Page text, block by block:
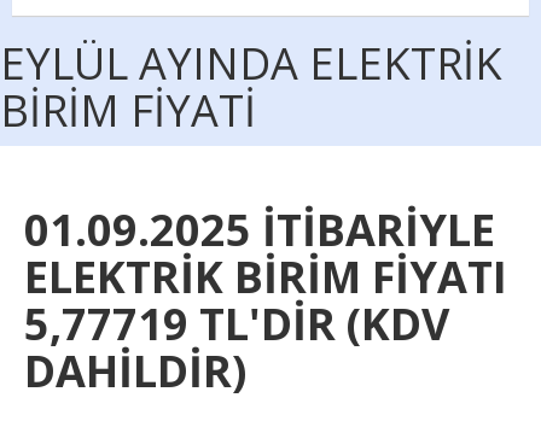
EYLÜL AYINDA ELEKTRİK
BİRİM FİYATİ
01.09.2025 İTİBARİYLE
ELEKTRİK BİRİM FİYATI
5,77719 TL'DİR (KDV
DAHİLDİR)